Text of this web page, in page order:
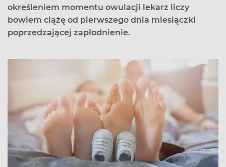
określeniem momentu owulacji lekarz liczy
bowiem ciążę od pierwszego dnia miesiączki
poprzedzającej zapłodnienie.